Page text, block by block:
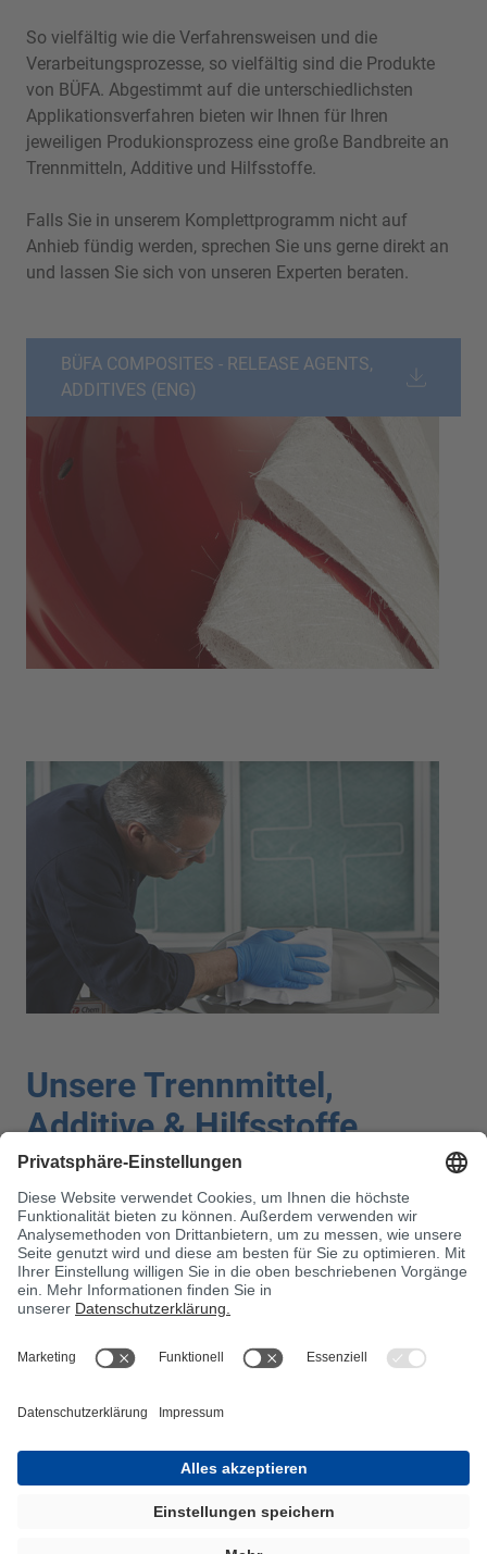
So vielfältig wie die Verfahrensweisen und die
Verarbeitungsprozesse, so vielfältig sind die Produkte
von BÜFA. Abgestimmt auf die unterschiedlichsten
Applikationsverfahren bieten wir Ihnen für Ihren
jeweiligen Produkionsprozess eine große Bandbreite an
Trennmitteln, Additive und Hilfsstoffe.
Falls Sie in unserem Komplettprogramm nicht auf
Anhieb fündig werden, sprechen Sie uns gerne direkt an
und lassen Sie sich von unseren Experten beraten.
BÜFA COMPOSITES - RELEASE AGENTS,
ADDITIVES (ENG)
Unsere Trennmittel,
Additive & Hilfsstoffe
Trennmittel
Primer
Lernen Sie unsere Branchen für
BÜFA®-Trennmittel, Hilfsmittel und